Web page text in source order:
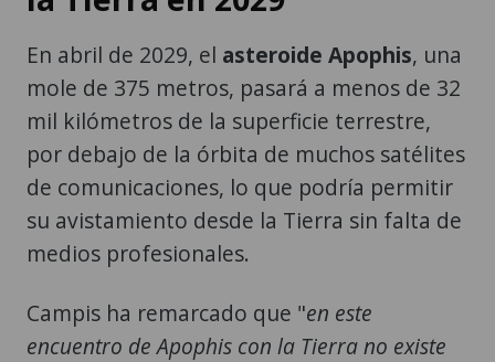
En abril de 2029, el asteroide Apophis, una
mole de 375 metros, pasará a menos de 32
mil kilómetros de la superficie terrestre,
por debajo de la órbita de muchos satélites
de comunicaciones, lo que podría permitir
su avistamiento desde la Tierra sin falta de
medios profesionales.
Campis ha remarcado que "en este
encuentro de Apophis con la Tierra no existe